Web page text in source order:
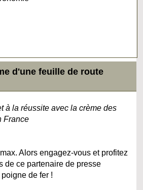
d'une feuille de route
à la réussite avec la crème des
France
Alors engagez-vous et profitez
de ce partenaire de presse
de fer !